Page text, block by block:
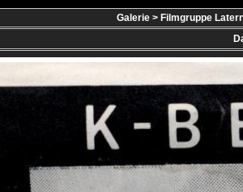
Galerie > Filmgruppe